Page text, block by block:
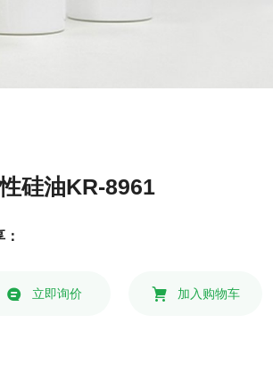
硅油KR-8961
立即询价 加入购物车